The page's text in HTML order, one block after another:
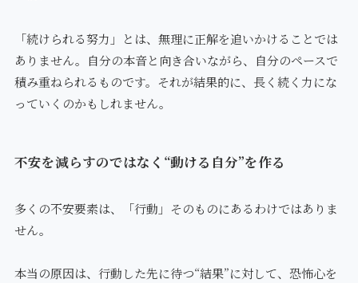
「続けられる努力」とは、無理に正解を追いかけることでは
ありません。自分の本音と向き合いながら、自分のペースで
積み重ねられるものです。それが結果的に、長く続く力にな
っていくのかもしれません。
不安を減らすのではなく“動ける自分”を作る
多くの不安要素は、「行動」そのものにあるわけではありま
せん。
本当の原因は、行動した先に待つ“結果”に対して、恐怖心を